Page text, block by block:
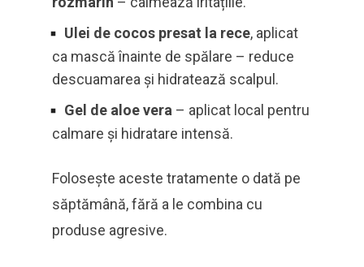
Ulei de cocos presat la rece, aplicat
ca mască înainte de spălare – reduce
descuamarea și hidratează scalpul.
Gel de aloe vera – aplicat local pentru
calmare și hidratare intensă.
Folosește aceste tratamente o dată pe
săptămână, fără a le combina cu
produse agresive.